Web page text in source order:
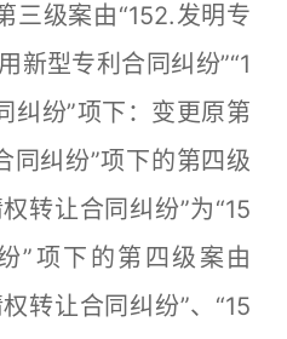
级案由“152.发明专
新型专利合同纠纷”“1
纠纷”项下：变更原第
同纠纷”项下的第四级
转让合同纠纷”为“15
”项下的第四级案由
转让合同纠纷”、“15